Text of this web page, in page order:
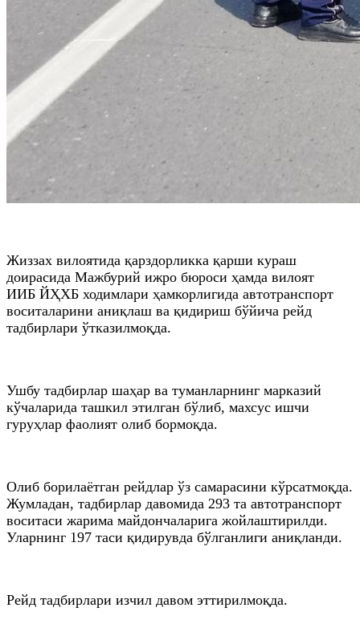
Жиззах вилоятида қарздорликка қарши кураш
доирасида Мажбурий ижро бюроси ҳамда вилоят
ИИБ ЙҲХБ ходимлари ҳамкорлигида автотранспорт
воситаларини аниқлаш ва қидириш бўйича рейд
тадбирлари ўтказилмоқда.
Ушбу тадбирлар шаҳар ва туманларнинг марказий
кўчаларида ташкил этилган бўлиб, махсус ишчи
гуруҳлар фаолият олиб бормоқда.
Олиб борилаётган рейдлар ўз самарасини кўрсатмоқда.
Жумладан, тадбирлар давомида 293 та автотранспорт
воситаси жарима майдончаларига жойлаштирилди.
Уларнинг 197 таси қидирувда бўлганлиги аниқланди.
Рейд тадбирлари изчил давом эттирилмоқда.